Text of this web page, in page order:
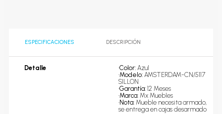
ESPECIFICACIONES DESCRIPCIÓN
Detalle •Color: Azul
•Modelo: AMSTERDAM-CN/5117
SILLON
•Garantía: 12 Meses
•Marca: Mx Muebles
•Nota: Mueble necesita armado,
se entrega en cajas desarmado